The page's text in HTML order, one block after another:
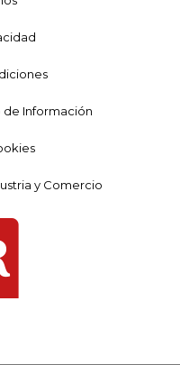
de Información
y Comercio